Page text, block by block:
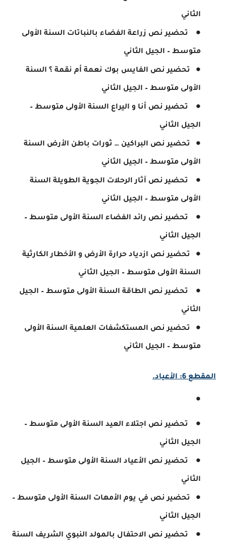
الثاني
تحضير نص زراعة الفضاء بالنباتات السنة الأولى
متوسط – الجيل الثاني
تحضير نص الفايس بوك نعمة أم نقمة ؟ السنة
الأولى متوسط – الجيل الثاني
تحضير نص أنا و اليراع السنة الأولى متوسط –
الجيل الثاني
تحضير نص البراكين … ثورات باطن الأرض السنة
الأولى متوسط – الجيل الثاني
تحضير نص آثار الرحلات الجوية الطويلة السنة
الأولى متوسط – الجيل الثاني
تحضير نص رائد الفضاء السنة الأولى متوسط –
الجيل الثاني
تحضير نص ازدياد حرارة الأرض و الأخطار الكارثية
السنة الأولى متوسط – الجيل الثاني
تحضير نص الطاقة السنة الأولى متوسط – الجيل
الثاني
تحضير نص المستكشفات العلمية السنة الأولى
متوسط – الجيل الثاني
المقطع 6: الأعياد.
تحضير نص اجتلاء العيد السنة الأولى متوسط –
الجيل الثاني
تحضير نص الأعياد السنة الأولى متوسط – الجيل
الثاني
تحضير نص في يوم الأمهات السنة الأولى متوسط –
الجيل الثاني
تحضير نص الاحتفال بالمولد النبوي الشريف السنة